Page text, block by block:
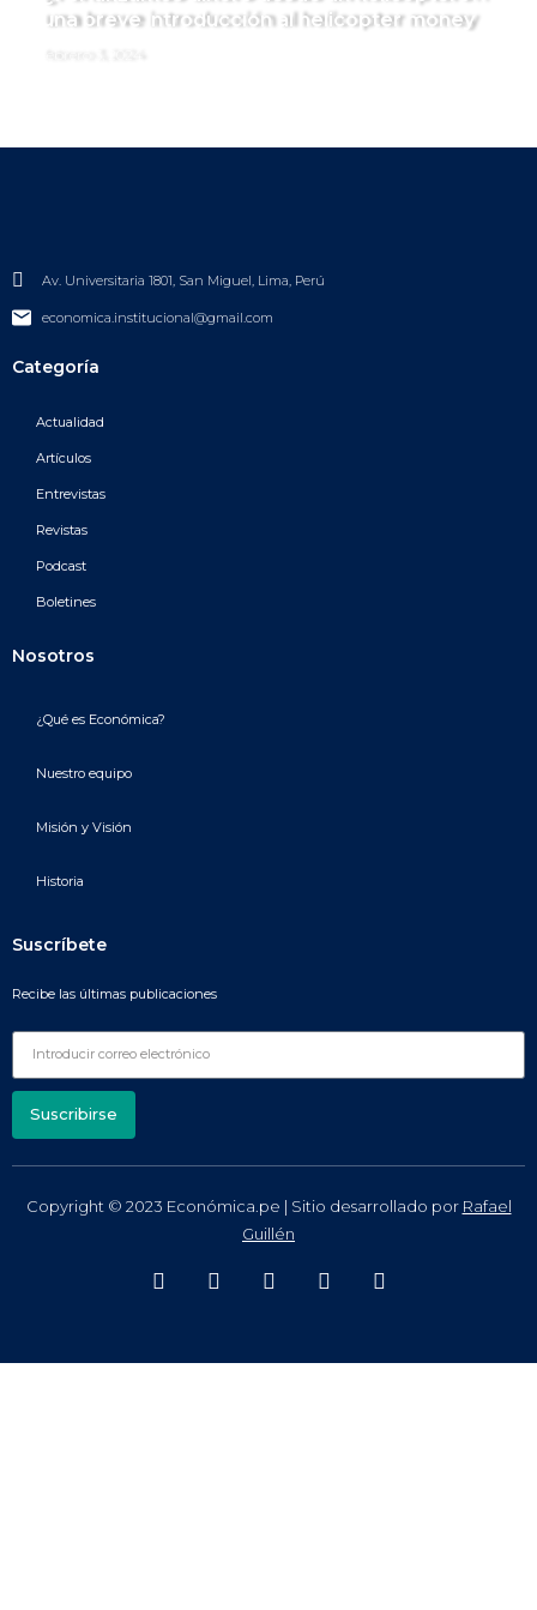
una breve introducción al helicopter money
Av. Universitaria 1801, San Miguel, Lima, Perú
economica.institucional@gmail.com
Categoría
Actualidad
Artículos
Entrevistas
Revistas
Podcast
Boletines
Nosotros
¿Qué es Económica?
Nuestro equipo
Misión y Visión
Historia
Suscríbete
Recibe las últimas publicaciones
Suscribirse
Copyright © 2023 Económica.pe | Sitio desarrollado por Rafael
Guillén